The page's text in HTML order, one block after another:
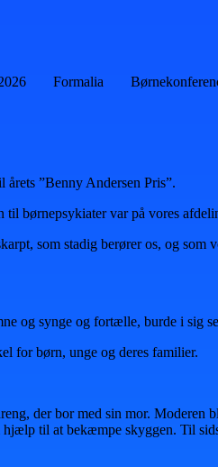
Formalia
”Benny Andersen Pris”.
børnepsykiater var på vores
som stadig berører os, og
og synge og fortælle, burde i sig
for børn, unge og deres familier.
der bor med sin mor.
til at bekæmpe skyggen. Til